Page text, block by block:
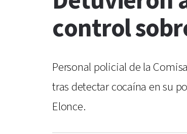
control
Personal policial de la
tras detectar cocaína en su
Elonce.